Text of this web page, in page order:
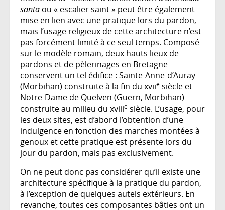
santa ou « escalier saint » peut être également
mise en lien avec une pratique lors du pardon,
mais l’usage religieux de cette architecture n’est
pas forcément limité à ce seul temps. Composé
sur le modèle romain, deux hauts lieux de
pardons et de pèlerinages en Bretagne
conservent un tel édifice : Sainte-Anne-d’Auray
(Morbihan) construite à la fin du xviie siècle et
Notre-Dame de Quelven (Guern, Morbihan)
construite au milieu du xviiie siècle. L’usage, pour
les deux sites, est d’abord l’obtention d’une
indulgence en fonction des marches montées à
genoux et cette pratique est présente lors du
jour du pardon, mais pas exclusivement.
On ne peut donc pas considérer qu’il existe une
architecture spécifique à la pratique du pardon,
à l’exception de quelques autels extérieurs. En
revanche, toutes ces composantes bâties ont un